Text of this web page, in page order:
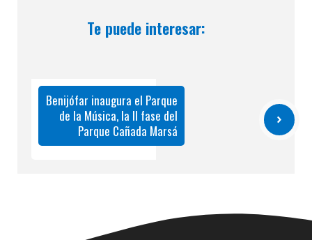
Te puede interesar:
Benijófar inaugura el Parque
de la Música, la II fase del
Parque Cañada Marsá